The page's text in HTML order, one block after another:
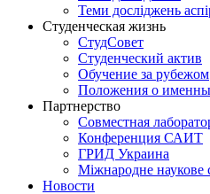
Теми досліджень
Студенческая жизнь
СтудСовет
Студенческий актив
Обучение за рубежом
Положения о
Партнерство
Совместная
Конференция САИТ
ГРИД Украина
Міжнародне наукове
Новости